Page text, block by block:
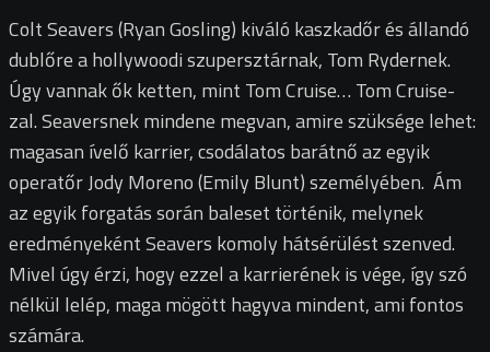
Colt Seavers (Ryan Gosling) kiváló kaszkadőr és állandó
dublőre a hollywoodi szupersztárnak, Tom Rydernek.
Úgy vannak ők ketten, mint Tom Cruise… Tom Cruise-
zal. Seaversnek mindene megvan, amire szüksége lehet:
magasan ívelő karrier, csodálatos barátnő az egyik
operatőr Jody Moreno (Emily Blunt) személyében. Ám
az egyik forgatás során baleset történik, melynek
eredményeként Seavers komoly hátsérülést szenved.
Mivel úgy érzi, hogy ezzel a karrierének is vége, így szó
nélkül lelép, maga mögött hagyva mindent, ami fontos
számára.